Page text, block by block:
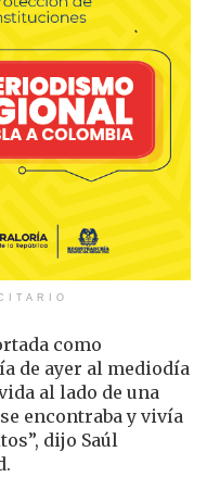
como
de ayer al mediodía
al lado de una
encontraba y vivía
dijo Saúl